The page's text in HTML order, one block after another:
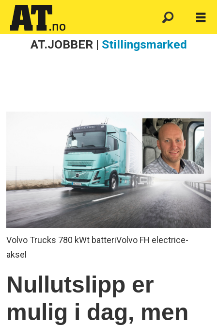
AT.JOBBER | Stillingsmarked
Volvo Trucks 780 kWt batteriVolvo FH electrice-
aksel
Nullutslipp er
mulig i dag, men